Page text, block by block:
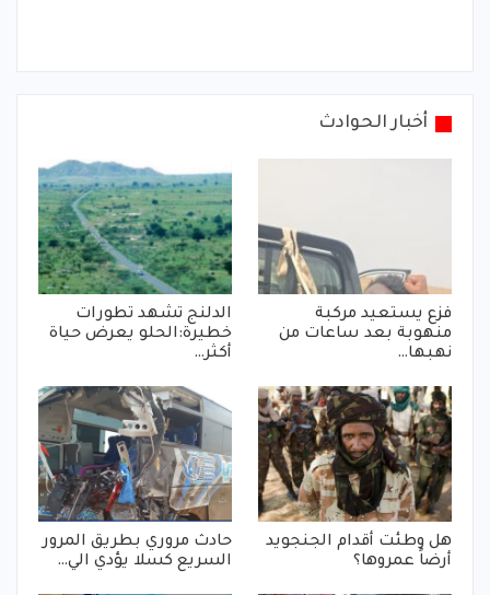
أخبار الحوادث
فزع يستعيد مركبة
منهوبة بعد ساعات من
نهبها…
الدلنج تشهد تطورات
خطيرة:الحلو يعرض حياة
أكثر…
هل وطئت أقدام الجنجويد
أرضاً عمروها؟
حادث مروري بطريق المرور
السريع كسلا يؤدي الي…